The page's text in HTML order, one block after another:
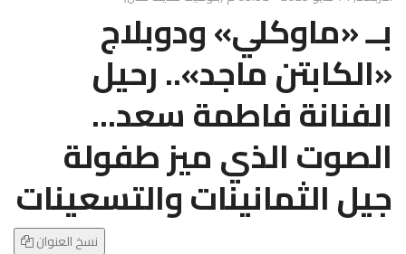
e
N
a
v
i
g
a
i
بــ «ماوكلي» ودوبلاج
«الكابتن ماجد».. رحيل
الفنانة فاطمة سعد...
الصوت الذي ميز طفولة
جيل الثمانينات والتسعينات
نسخ العنوان